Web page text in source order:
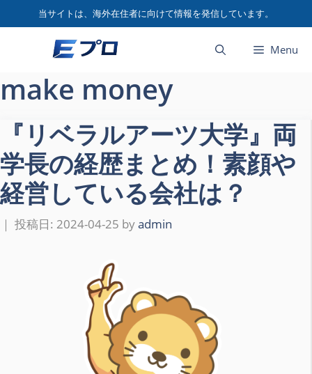
ン
へ
プ
当サイトは、海外在住者に向けて情報を発信しています。
Menu
make money
『リベラルアーツ大学』両
学長の経歴まとめ！素顔や
経営している会社は？
2024-04-25 byadmin